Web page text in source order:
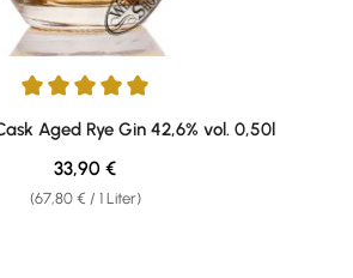
Bewertung von 5 von 5 Sternen
Aged Rye Gin 42,6% vol. 0,50l
(67,80 € / 1 Liter)
Regulärer Preis:
33,90 €